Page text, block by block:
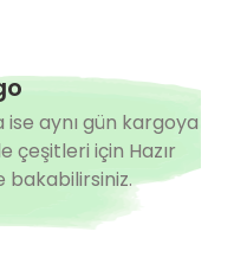
aynı gün kargoya
çeşitleri için Hazır
bakabilirsiniz.